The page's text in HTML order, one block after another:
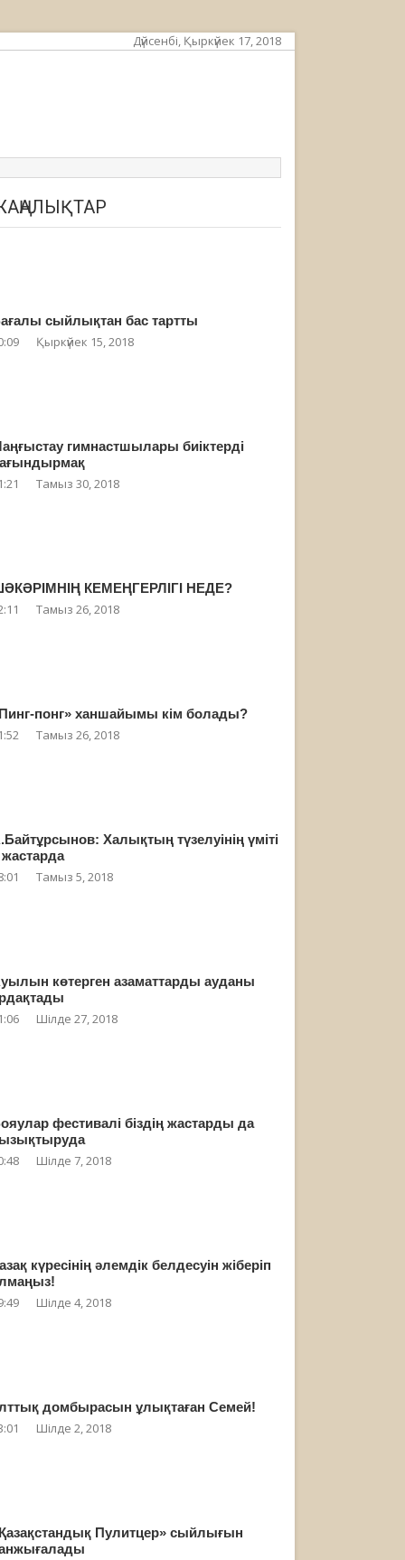
Дүйсенбі, Қыркүйек 17, 2018
сыйлықтан бас тартты
Қыркүйек 15, 2018
гимнастшылары биіктерді
Тамыз 30, 2018
КЕМЕҢГЕРЛІГІ НЕДЕ?
Тамыз 26, 2018
понг» ханшайымы кім болады?
Тамыз 26, 2018
Халықтың түзелуінің үміті
жастарда
Тамыз 5, 2018
көтерген азаматтарды ауданы
Шілде 27, 2018
фестивалі біздің жастарды да
Шілде 7, 2018
күресінің әлемдік белдесуін жіберіп
Шілде 4, 2018
домбырасын ұлықтаған Семей!
Шілде 2, 2018
Пулитцер» сыйлығын